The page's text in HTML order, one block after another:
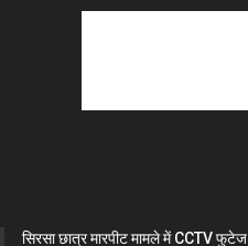
सिरसा छात्र मारपीट मामले में CCTV फुटेज